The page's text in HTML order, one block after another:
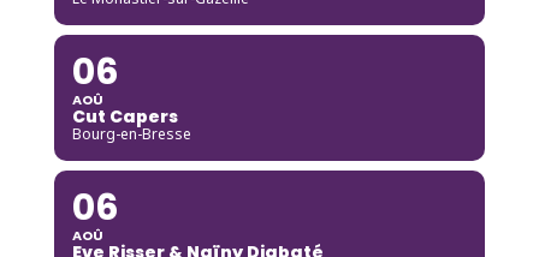
06
AOÛ
Cut Capers
Bourg-en-Bresse
06
AOÛ
Eve Risser & Naïny Diabaté